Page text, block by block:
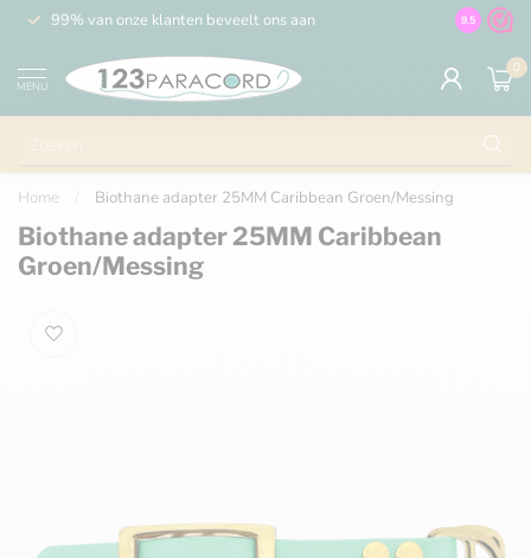
99% van onze klanten beveelt ons aan 100% de
9.5
MENU
0
Home Biothane adapter 25MM Caribbean Groen/Messing
Biothane adapter 25MM Caribbean
Groen/Messing